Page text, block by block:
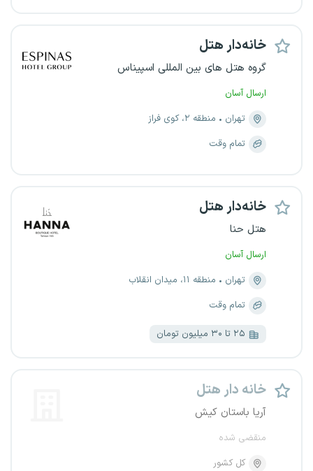
خانه‌دار هتل
گروه هتل های بین المللی اسپیناس
ارسال آسان
تهران
منطقه ۲، کوی فراز
تمام وقت
خانه‌دار هتل
هتل حنا
ارسال آسان
تهران
منطقه ۱۱، میدان انقلاب
تمام وقت
۲۵ تا ۳۰ میلیون تومان
خانه دار هتل
آریا باستان کیش
منقضی شده
کل کشور